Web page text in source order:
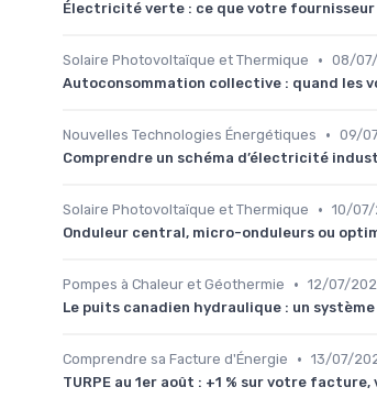
Électricité verte : ce que votre
Solaire Photovoltaïque et Thermique • 08/
Autoconsommation collective : quand les
Nouvelles Technologies Énergétiques • 09/
Comprendre un schéma d’électricité
Solaire Photovoltaïque et Thermique • 10/
Onduleur central, micro-onduleurs ou
Pompes à Chaleur et Géothermie • 12/07/
Le puits canadien hydraulique : un
Comprendre sa Facture d'Énergie • 13/07/
TURPE au 1er août : +1 % sur votre